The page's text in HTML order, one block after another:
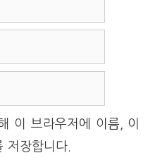
이 브라우저에 이름, 이
저장합니다.